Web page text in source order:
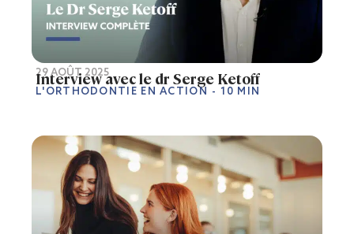
29 AOÛT 2025
Interview avec le dr Serge Ketoff
L'ORTHODONTIE EN ACTION - 10 MIN